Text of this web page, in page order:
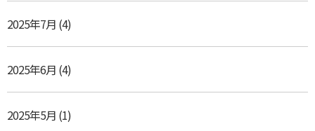
2025年7月 (4)
2025年6月 (4)
2025年5月 (1)